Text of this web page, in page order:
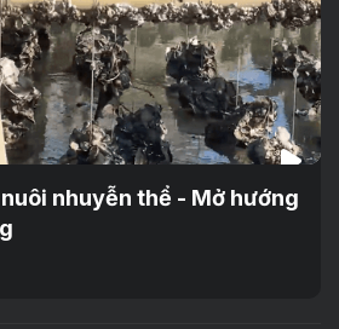
nhuyễn thể - Mở hướng